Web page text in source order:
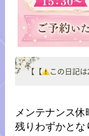
メンテナンス
残りわずかとな